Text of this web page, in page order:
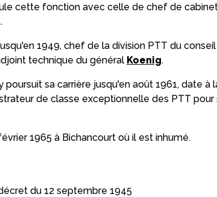
cette fonction avec celle de chef de
1949, chef de la division PTT du
technique du général Koenig.
poursuit sa carrière jusqu'en août 1961, date à
de classe exceptionnelle des PTT pour
1965 à Bichancourt où il est inhumé.
du 12 septembre 1945